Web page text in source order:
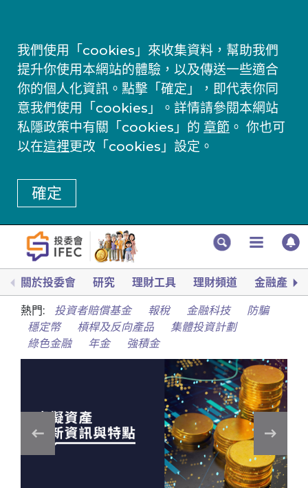
我們使用「cookies」來收集資料，幫助我們
提升你使用本網站的體驗，以及傳送一些適合
你的個人化資訊。點擊「確定」，即代表你同
意我們使用「cookies」。詳情請參閱本網站
私隱政策中有關「cookies」的 章節 。 你也可
以在這裡更改「cookies」設定。
確定
關於投委會 研究 理財工具 理財頻道 金融產品
熱門: 投資者賠償基金 報稅 金融科技
防騙
穩定幣
槓桿及反向產品
集體投資計劃
綠色金融
年金 強積金